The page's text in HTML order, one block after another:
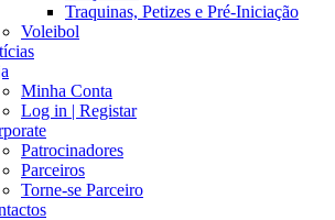
Traquinas, Petizes e Pré-Iniciação
Voleibol
Minha Conta
Log in | Registar
Patrocinadores
Parceiros
Torne-se Parceiro